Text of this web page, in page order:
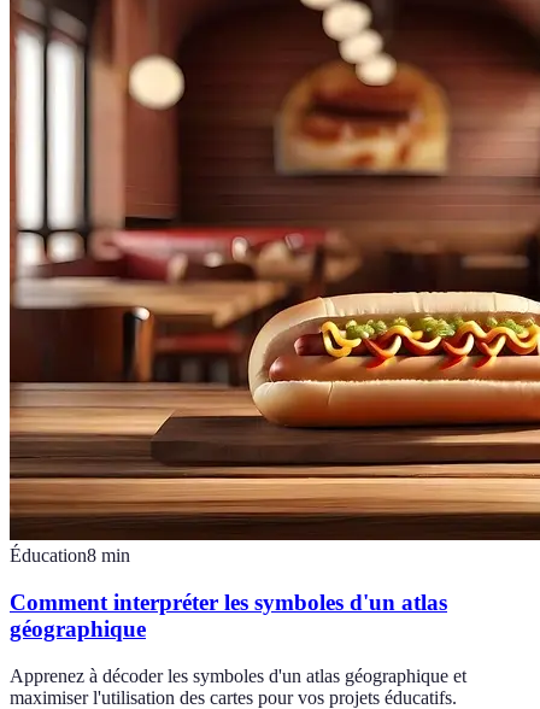
Éducation8 min
Comment interpréter les symboles d'un atlas
géographique
Apprenez à décoder les symboles d'un atlas géographique et
maximiser l'utilisation des cartes pour vos projets éducatifs.